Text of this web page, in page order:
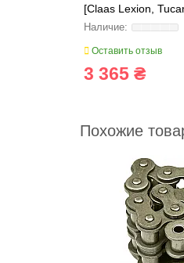
[Claas Lexion,
ORIGINAL, 755422
Оставить отзыв
3 365 ₴
Похожие